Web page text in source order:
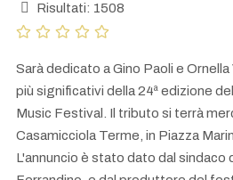
Risultati: 1508
Sarà dedicato a Gino Paoli e
più significativi della 24ª edizione
Music Festival. Il tributo si terrà
Casamicciola Terme, in Piazza
L'annuncio è stato dato dal sindaco